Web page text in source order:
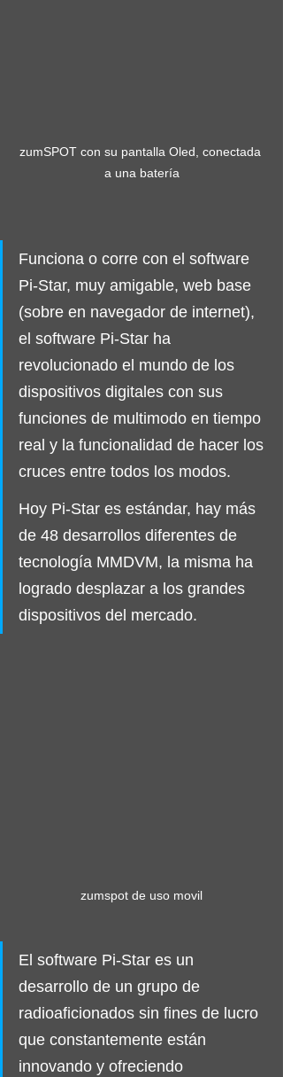
zumSPOT con su pantalla Oled, conectada
a una batería
Funciona o corre con el software
Pi-Star, muy amigable, web base
(sobre en navegador de internet),
el software Pi-Star ha
revolucionado el mundo de los
dispositivos digitales con sus
funciones de multimodo en tiempo
real y la funcionalidad de hacer los
cruces entre todos los modos.
Hoy Pi-Star es estándar, hay más
de 48 desarrollos diferentes de
tecnología MMDVM, la misma ha
logrado desplazar a los grandes
dispositivos del mercado.
zumspot de uso movil
El software Pi-Star es un
desarrollo de un grupo de
radioaficionados sin fines de lucro
que constantemente están
innovando y ofreciendo